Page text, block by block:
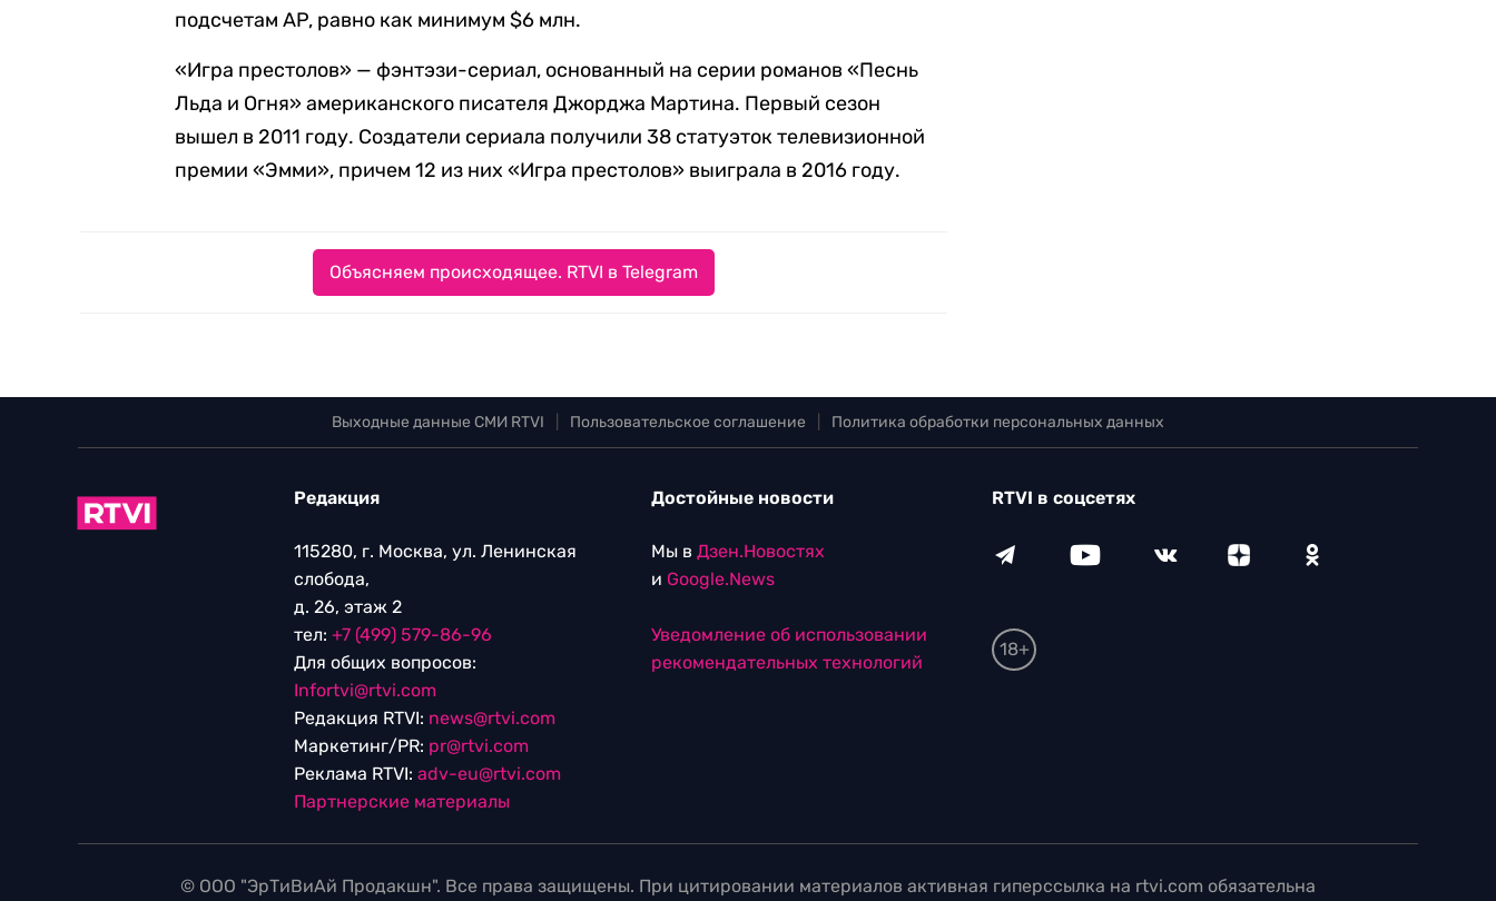
подсчетам AP, равно как минимум $6 млн.
«Игра престолов» — фэнтэзи-сериал, основанный на серии романов «Песнь
Льда и Огня» американского писателя Джорджа Мартина. Первый сезон
вышел в 2011 году. Создатели сериала получили 38 статуэток телевизионной
премии «Эмми», причем 12 из них «Игра престолов» выиграла в 2016 году.
Объясняем происходящее. RTVI в Telegram
Выходные данные СМИ RTVI Пользовательское соглашение Политика обработки персональных данных
Редакция
115280, г. Москва, ул. Ленинская
слобода,
д. 26, этаж 2
тел: +7 (499) 579-86-96
Для общих вопросов:
Infortvi@rtvi.com
Редакция RTVI: news@rtvi.com
Маркетинг/PR: pr@rtvi.com
Реклама RTVI: adv-eu@rtvi.com
Партнерские материалы
Достойные новости
Мы в Дзен.Новостях
и Google.News
Уведомление об использовании
рекомендательных технологий
RTVI в соцсетях
18+
© ООО "ЭрТиВиАй Продакшн". Все права защищены. При цитировании материалов активная гиперссылка на rtvi.com обязательна